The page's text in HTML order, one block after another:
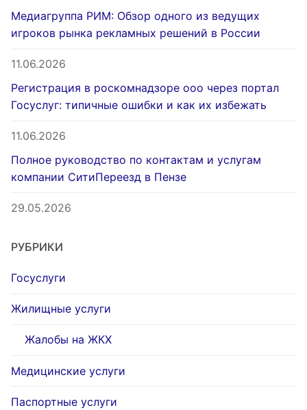
Медиагруппа РИМ: Обзор одного из ведущих
игроков рынка рекламных решений в России
11.06.2026
Регистрация в роскомнадзоре ооо через портал
Госуслуг: типичные ошибки и как их избежать
11.06.2026
Полное руководство по контактам и услугам
компании СитиПереезд в Пензе
29.05.2026
РУБРИКИ
Госуслуги
Жилищные услуги
Жалобы на ЖКХ
Медицинские услуги
Паспортные услуги